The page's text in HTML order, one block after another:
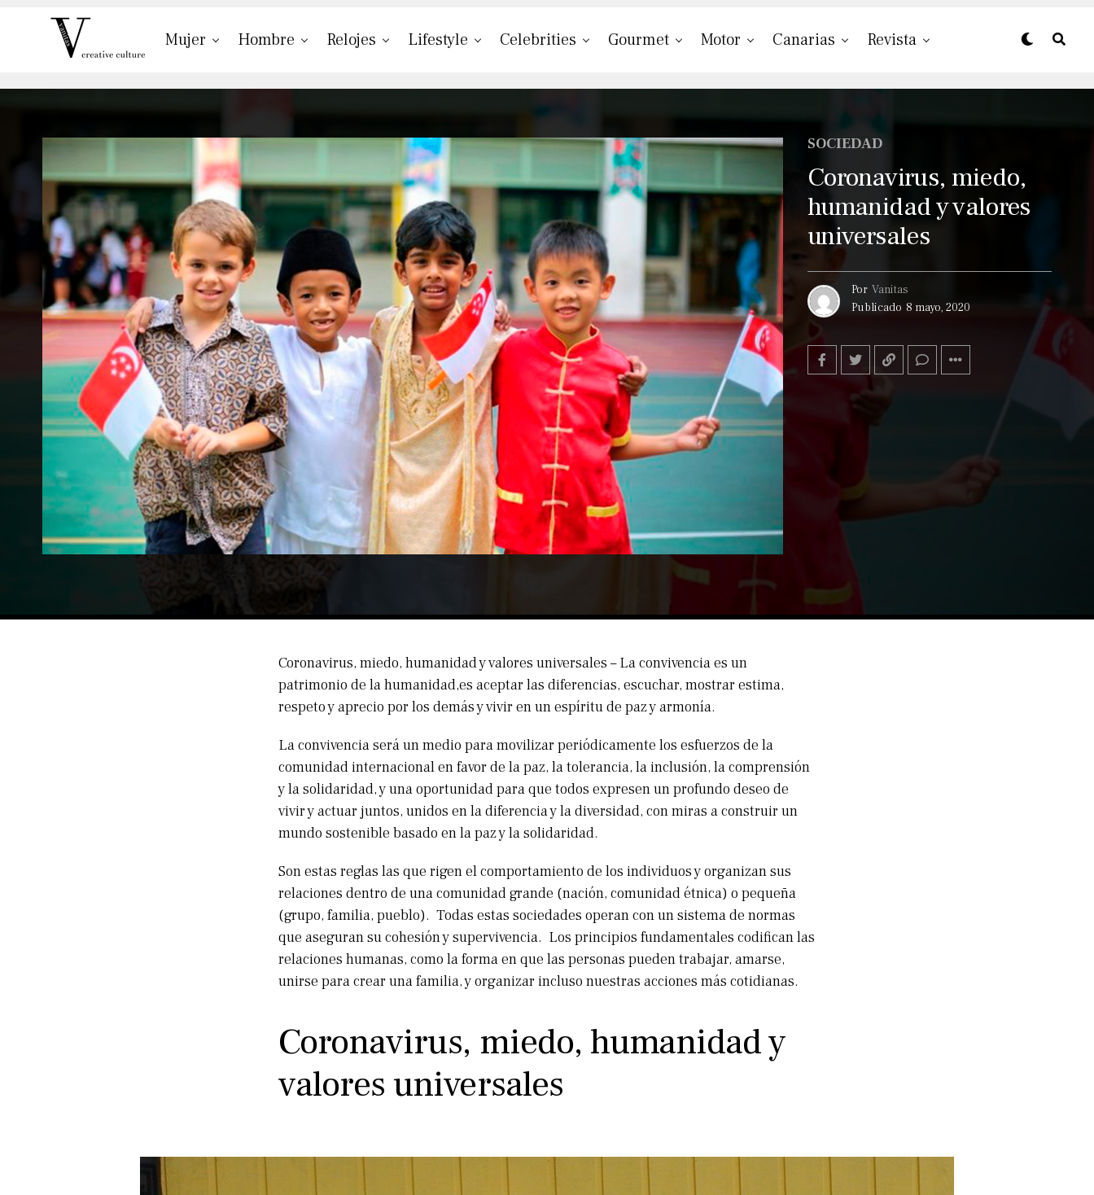
Mujer Hombre Relojes Lifestyle Celebrities Gourmet Motor Canarias Revista
SOCIEDAD
Coronavirus, miedo,
humanidad y valores
universales
Por Vanitas
Publicado 8 mayo, 2020
Coronavirus, miedo, humanidad y valores universales – La convivencia es un
patrimonio de la humanidad,es aceptar las diferencias, escuchar, mostrar estima,
respeto y aprecio por los demás y vivir en un espíritu de paz y armonía.
La convivencia será un medio para movilizar periódicamente los esfuerzos de la
comunidad internacional en favor de la paz, la tolerancia, la inclusión, la comprensión
y la solidaridad, y una oportunidad para que todos expresen un profundo deseo de
vivir y actuar juntos, unidos en la diferencia y la diversidad, con miras a construir un
mundo sostenible basado en la paz y la solidaridad.
Son estas reglas las que rigen el comportamiento de los individuos y organizan sus
relaciones dentro de una comunidad grande (nación, comunidad étnica) o pequeña
(grupo, familia, pueblo). Todas estas sociedades operan con un sistema de normas
que aseguran su cohesión y supervivencia. Los principios fundamentales codifican las
relaciones humanas, como la forma en que las personas pueden trabajar, amarse,
unirse para crear una familia, y organizar incluso nuestras acciones más cotidianas.
Coronavirus, miedo, humanidad y
valores universales